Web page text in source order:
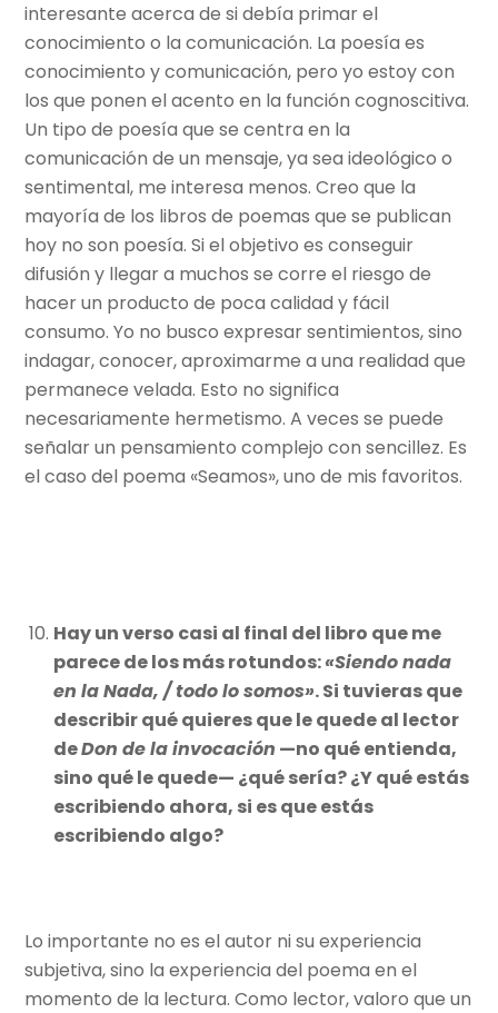
interesante acerca de si debía primar el
conocimiento o la comunicación. La poesía es
conocimiento y comunicación, pero yo estoy con
los que ponen el acento en la función cognoscitiva.
Un tipo de poesía que se centra en la
comunicación de un mensaje, ya sea ideológico o
sentimental, me interesa menos. Creo que la
mayoría de los libros de poemas que se publican
hoy no son poesía. Si el objetivo es conseguir
difusión y llegar a muchos se corre el riesgo de
hacer un producto de poca calidad y fácil
consumo. Yo no busco expresar sentimientos, sino
indagar, conocer, aproximarme a una realidad que
permanece velada. Esto no significa
necesariamente hermetismo. A veces se puede
señalar un pensamiento complejo con sencillez. Es
el caso del poema «Seamos», uno de mis favoritos.
Hay un verso casi al final del libro que me
parece de los más rotundos:«Siendo nada
en la Nada, / todo lo somos». Si tuvieras que
describir qué quieres que le quede al lector
deDon de la invocación —no qué entienda,
sino qué le quede— ¿qué sería? ¿Y qué estás
escribiendo ahora, si es que estás
escribiendo algo?
Lo importante no es el autor ni su experiencia
subjetiva, sino la experiencia del poema en el
momento de la lectura. Como lector, valoro que un